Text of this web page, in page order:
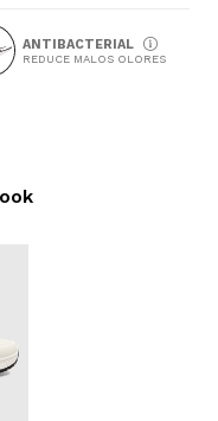
ANTIBACTERIAL
REDUCE MALOS OLORES